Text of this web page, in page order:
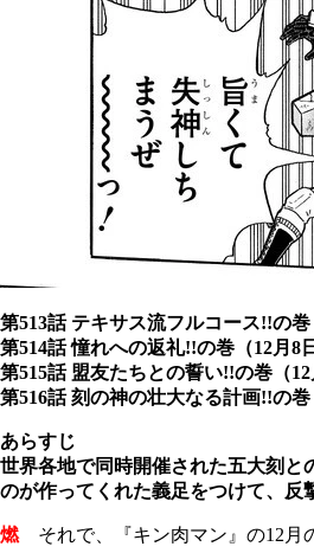
第513話 テキサス流フルコース!!の巻
第514話 憧れへの返礼!!の巻（12月8
第515話 盟友たちとの誓い!!の巻（12
第516話 刻の神の壮大なる計画!!の巻
あらすじ
世界各地で同時開催された五大刻と
のが作ってくれた義足をつけて、反
燃それで、『キン肉マン』の12 月